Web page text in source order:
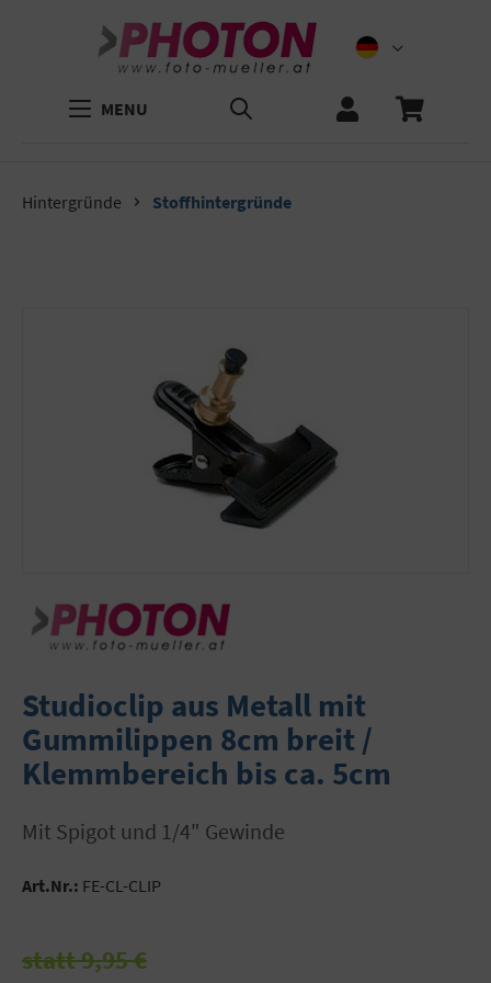
MENU
Hintergründe Stoffhintergründe
Studioclip aus Metall mit
Gummilippen 8cm breit /
Klemmbereich bis ca. 5cm
mit Spigot und 1/4" Gewinde
Art.Nr.: FE-CL-CLIP
statt 9,95 €